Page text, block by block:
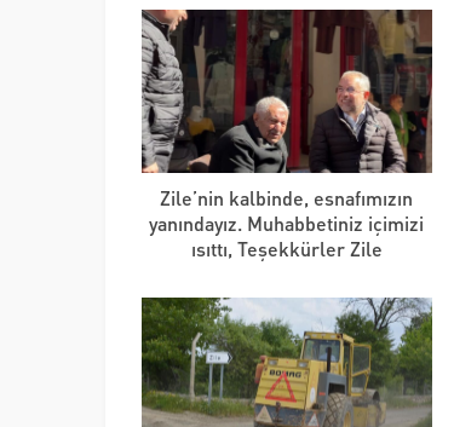
Zile’nin kalbinde, esnafımızın
yanındayız. Muhabbetiniz içimizi
ısıttı, Teşekkürler Zile